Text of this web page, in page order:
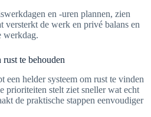
en -uren plannen, zien
versterkt de werk en privé balans en
werkdag.
te behouden
een helder systeem om rust te vinden
prioriteiten stelt ziet sneller wat echt
de praktische stappen eenvoudiger